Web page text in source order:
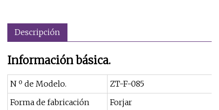
Descripción
Información básica.
N º de Modelo.
ZT-F-085
Forma de fabricación
Forjar